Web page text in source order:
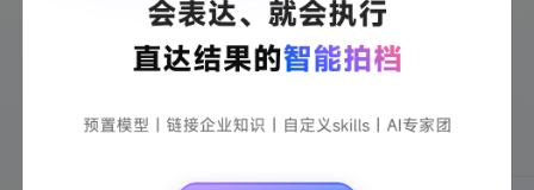
咨询 立即咨询 >